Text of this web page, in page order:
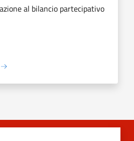
al bilancio partecipativo